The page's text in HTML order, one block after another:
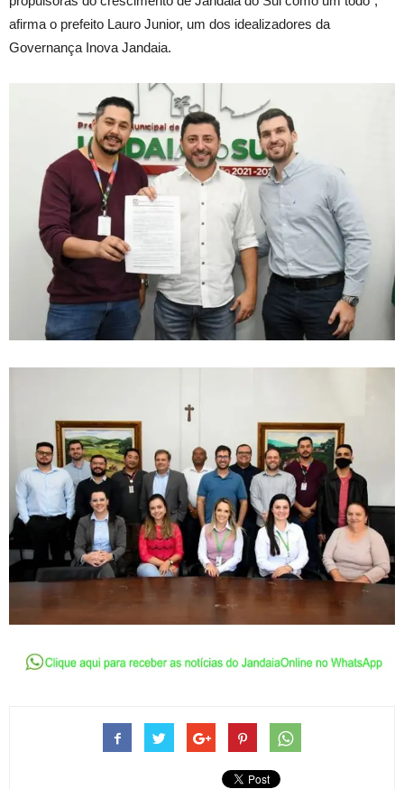
afirma o prefeito Lauro Junior, um dos idealizadores da
Governança Inova Jandaia.